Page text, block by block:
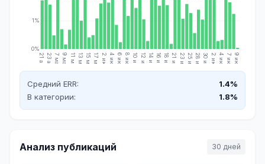
21 апр.23 апр. 7 мая 9 мая 11 мая 13 мая 15 мая 17 мая 2 июн.4 июн. 6 июн.8 июн. 10 июн. 12 июн.14 июн.16 июн.18 июн.21 июн.23 июн.25 июн.28 июн.30 июн. 2 июл.4 июл. 7 июл.9 июл.
0%
1%
Средний ERR:
1.4%
В категории:
1.8%
Анализ публикаций 30 дней